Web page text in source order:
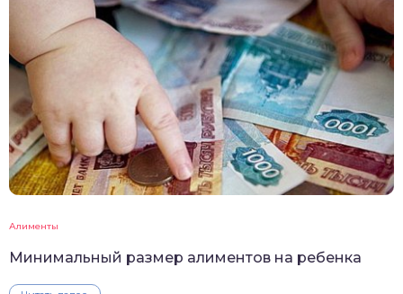
Алименты
Минимальный размер алиментов на ребенка